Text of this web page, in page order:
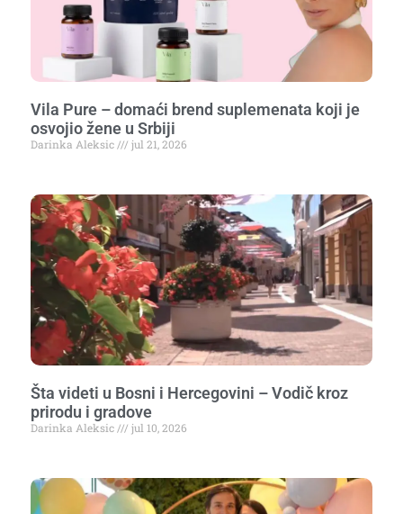
Vila Pure – domaći brend suplemenata koji je
osvojio žene u Srbiji
Darinka Aleksic jul 21, 2026
Šta videti u Bosni i Hercegovini – Vodič kroz
prirodu i gradove
Darinka Aleksic jul 10, 2026